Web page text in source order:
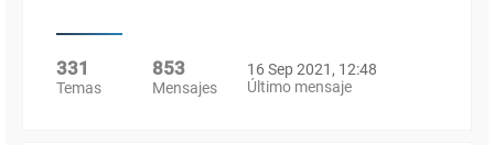
331
Temas
853
Mensajes
16 Sep 2021, 12:48
Último mensaje